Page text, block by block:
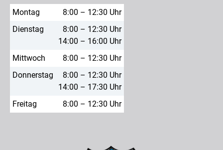
Montag
8:00 – 12:30 Uhr
Dienstag
8:00 – 12:30 Uhr
14:00 – 16:00 Uhr
Mittwoch
8:00 – 12:30 Uhr
Donnerstag
8:00 – 12:30 Uhr
14:00 – 17:30 Uhr
Freitag
8:00 – 12:30 Uhr